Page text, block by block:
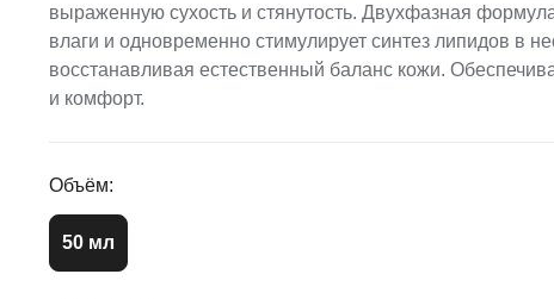
выраженную сухость и стянутость. Двухфазная
влаги и одновременно стимулирует синтез липидов в
восстанавливая естественный баланс кожи.
и комфорт.
Объём:
50 мл